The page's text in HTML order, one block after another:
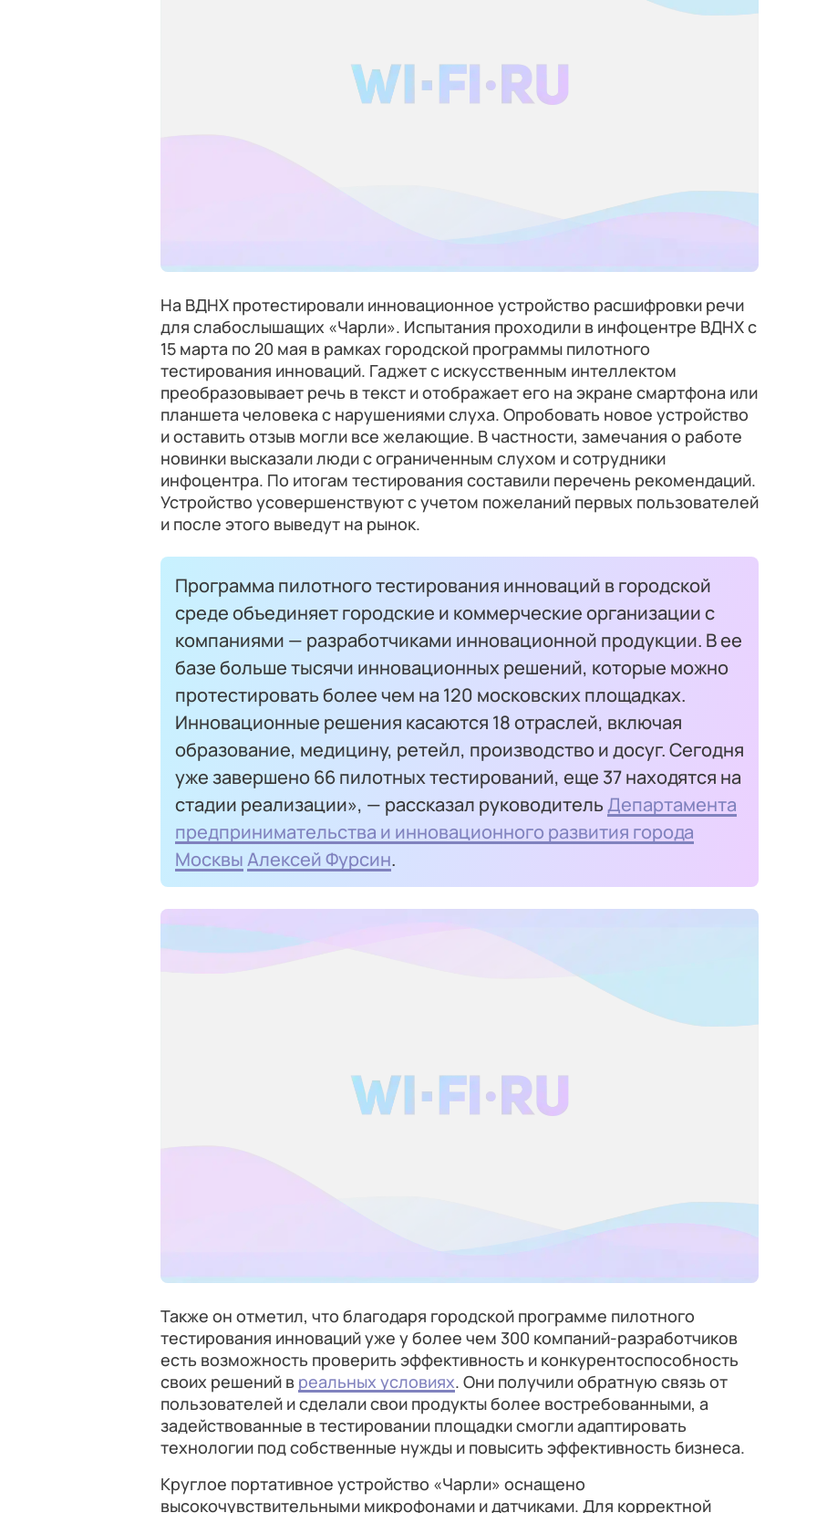
На ВДНХ протестировали инновационное устройство расшифровки речи
для слабослышащих «Чарли». Испытания проходили в инфоцентре ВДНХ с
15 марта по 20 мая в рамках городской программы пилотного
тестирования инноваций. Гаджет с искусственным интеллектом
преобразовывает речь в текст и отображает его на экране смартфона или
планшета человека с нарушениями слуха. Опробовать новое устройство
и оставить отзыв могли все желающие. В частности, замечания о работе
новинки высказали люди с ограниченным слухом и сотрудники
инфоцентра. По итогам тестирования составили перечень рекомендаций.
Устройство усовершенствуют с учетом пожеланий первых пользователей
и после этого выведут на рынок.
Программа пилотного тестирования инноваций в городской
среде объединяет городские и коммерческие организации с
компаниями — разработчиками инновационной продукции. В ее
базе больше тысячи инновационных решений, которые можно
протестировать более чем на 120 московских площадках.
Инновационные решения касаются 18 отраслей, включая
образование, медицину, ретейл, производство и досуг. Сегодня
уже завершено 66 пилотных тестирований, еще 37 находятся на
стадии реализации», — рассказал руководительДепартамента
предпринимательства и инновационного развития города
МосквыАлексей Фурсин.
Также он отметил, что благодаря городской программе пилотного
тестирования инноваций уже у более чем 300 компаний-разработчиков
есть возможность проверить эффективность и конкурентоспособность
своих решений в реальных условиях. Они получили обратную связь от
пользователей и сделали свои продукты более востребованными, а
задействованные в тестировании площадки смогли адаптировать
технологии под собственные нужды и повысить эффективность бизнеса.
Круглое портативное устройство «Чарли» оснащено
высокочувствительными микрофонами и датчиками. Для корректной